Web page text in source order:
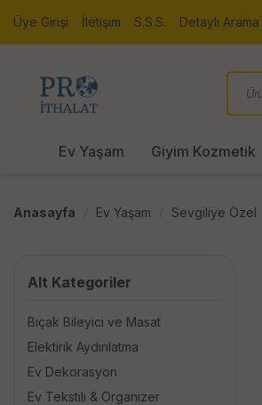
Üye Girişi İletişim S.S.S. Detaylı Arama
Ev Yaşam Giyim Kozmetik
Anasayfa Ev Yaşam Sevgiliye Özel
Alt Kategoriler
Bıçak Bileyici ve Masat
Elektirik Aydınlatma
Ev Dekorasyon
Ev Tekstili & Organizer